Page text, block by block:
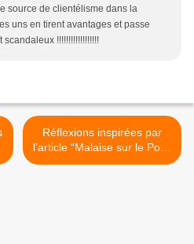
source de clientélisme dans la
uns en tirent avantages et passe
!!!!!!!!!!!!!!!!!!
Réflexions inspirées par
l’article “Malaise sur le Port”
>